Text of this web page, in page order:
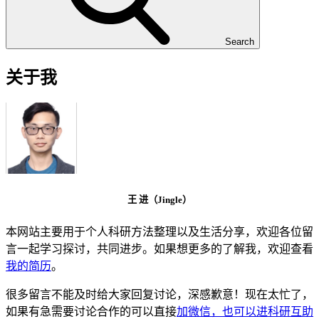
Search
关于我
王 进（Jingle）
本网站主要用于个人科研方法整理以及生活分享，欢迎各位留
言一起学习探讨，共同进步。如果想更多的了解我，欢迎查看
我的简历。
很多留言不能及时给大家回复讨论，深感歉意！现在太忙了，
如果有急需要讨论合作的可以直接加微信，也可以进科研互助